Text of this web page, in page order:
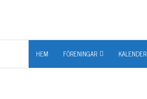
HEM FÖRENINGAR KALENDER